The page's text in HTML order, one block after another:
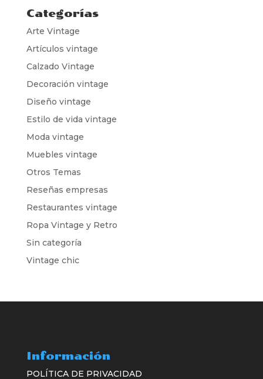
Categorías
Arte Vintage
Artículos vintage
Calzado Vintage
Decoración vintage
Diseño vintage
Estilo de vida vintage
Moda vintage
Muebles vintage
Otros Temas
Reseñas empresas
Restaurantes vintage
Ropa Vintage y Retro
Sin categoría
Vintage chic
Información
POLÍTICA DE PRIVACIDAD